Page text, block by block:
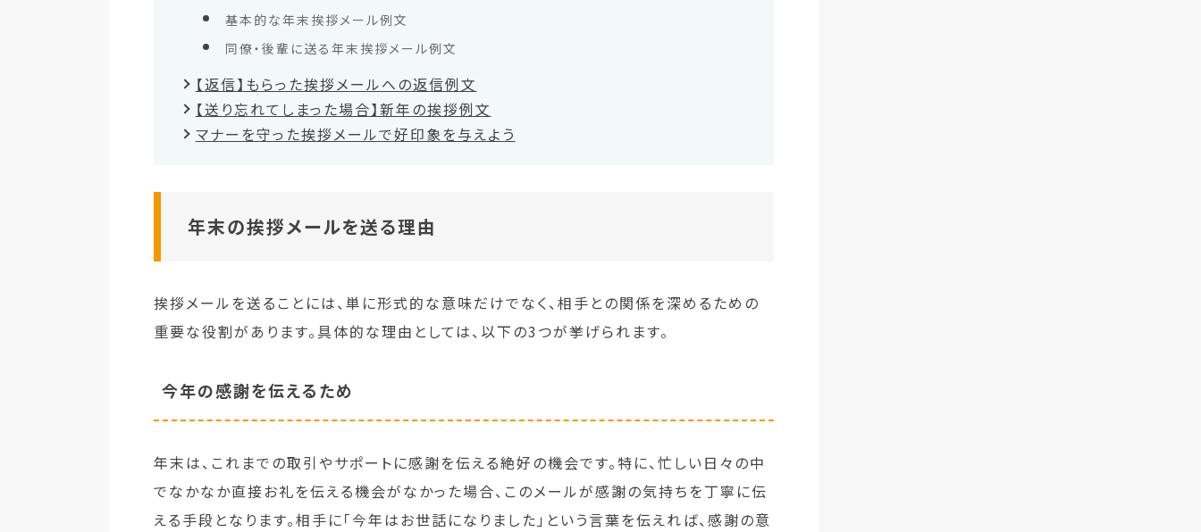
基本的な年末挨拶メール例文
同僚・後輩に送る年末挨拶メール例文
【返信】もらった挨拶メールへの返信例文
【送り忘れてしまった場合】新年の挨拶例文
マナーを守った挨拶メールで好印象を与えよう
年末の挨拶メールを送る理由
挨拶メールを送ることには、単に形式的な意味だけでなく、相手との関係を深めるための
重要な役割があります。具体的な理由としては、以下の3つが挙げられます。
今年の感謝を伝えるため
年末は、これまでの取引やサポートに感謝を伝える絶好の機会です。特に、忙しい日々の中
でなかなか直接お礼を伝える機会がなかった場合、このメールが感謝の気持ちを丁寧に伝
える手段となります。相手に「今年はお世話になりました」という言葉を伝えれば、感謝の意